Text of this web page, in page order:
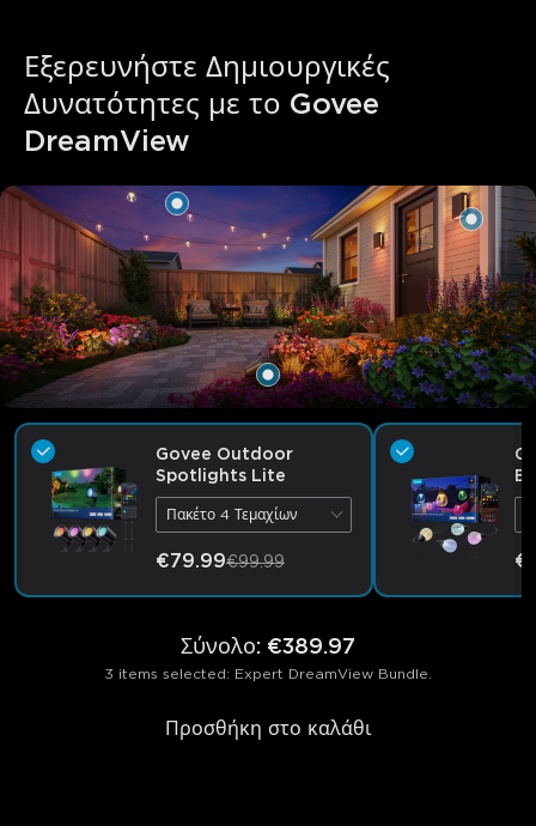
Εξερευνήστε Δημιουργικές
Δυνατότητες με το Govee
DreamView
Govee Outdoor
Spotlights Lite
Πακέτο 4 Τεμαχίων
€79.99€99.99
Σύνολο: €389.97
3 items selected: Expert DreamView Bundle.
Προσθήκη στο καλάθι
close